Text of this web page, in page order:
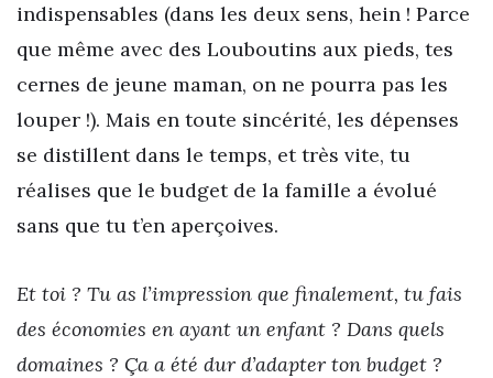
indispensables (dans les deux sens, hein ! Parce
que même avec des Louboutins aux pieds, tes
cernes de jeune maman, on ne pourra pas les
louper !). Mais en toute sincérité, les dépenses
se distillent dans le temps, et très vite, tu
réalises que le budget de la famille a évolué
sans que tu t’en aperçoives.
Et toi ? Tu as l’impression que finalement, tu fais
des économies en ayant un enfant ? Dans quels
domaines ? Ça a été dur d’adapter ton budget ?